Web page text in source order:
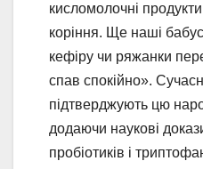
кисломолочні
коріння. Ще наші
кефіру чи ряжанки
спав спокійно».
підтверджують цю
додаючи наукові
пробіотиків і